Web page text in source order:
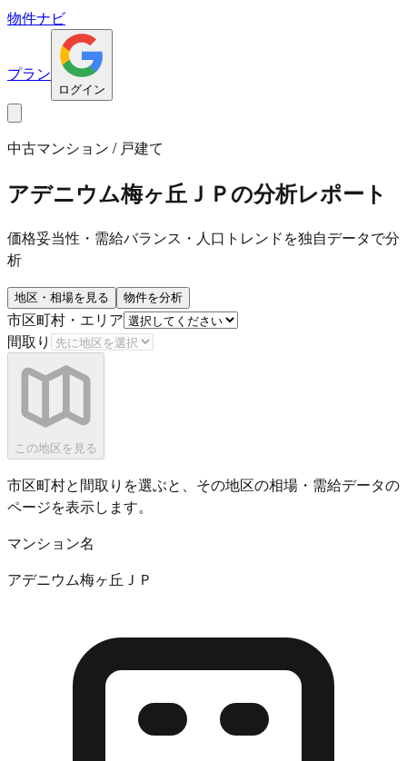
物件ナビ
プラン
ログイン
中古マンション / 戸建て
アデニウム梅ヶ丘ＪＰの分析レポート
価格妥当性・需給バランス・人口トレンドを独自データで分
析
地区・相場を見る 物件を分析
市区町村・エリア
間取り
この地区を見る
市区町村と間取りを選ぶと、その地区の相場・需給データの
ページを表示します。
マンション名
アデニウム梅ヶ丘ＪＰ